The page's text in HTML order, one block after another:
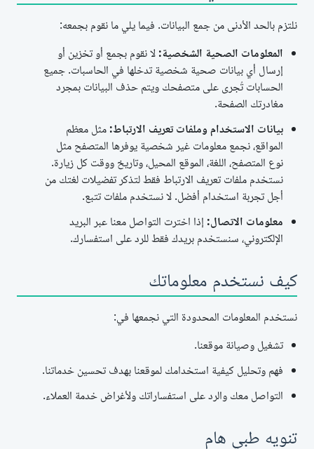
نلتزم بالحد الأدنى من جمع البيانات. فيما يلي ما نقوم بجمعه:
المعلومات الصحية الشخصية: لا نقوم بجمع أو تخزين أو
إرسال أي بيانات صحية شخصية تدخلها في الحاسبات. جميع
الحسابات تُجرى على متصفحك ويتم حذف البيانات بمجرد
مغادرتك الصفحة.
بيانات الاستخدام وملفات تعريف الارتباط: مثل معظم
المواقع، نجمع معلومات غير شخصية يوفرها المتصفح مثل
نوع المتصفح، اللغة، الموقع المحيل، وتاريخ ووقت كل زيارة.
نستخدم ملفات تعريف الارتباط فقط لتذكر تفضيلات لغتك من
أجل تجربة استخدام أفضل. لا نستخدم ملفات تتبع.
معلومات الاتصال: إذا اخترت التواصل معنا عبر البريد
الإلكتروني، سنستخدم بريدك فقط للرد على استفسارك.
كيف نستخدم معلوماتك
نستخدم المعلومات المحدودة التي نجمعها في:
تشغيل وصيانة موقعنا.
فهم وتحليل كيفية استخدامك لموقعنا بهدف تحسين خدماتنا.
التواصل معك والرد على استفساراتك ولأغراض خدمة العملاء.
تنويه طبي هام